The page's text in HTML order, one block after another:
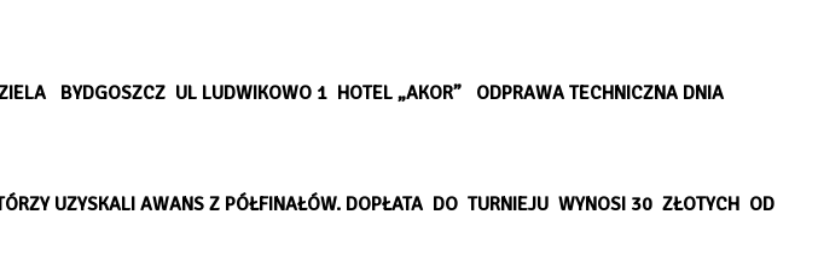
BYDGOSZCZ UL LUDWIKOWO 1 HOTEL „AKOR” ODPRAWA TECHNICZNA DNIA
UZYSKALI AWANS Z PÓŁFINAŁÓW. DOPŁATA DO TURNIEJU WYNOSI 30 ZŁOTYCH OD